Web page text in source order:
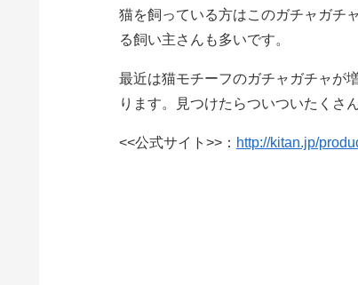
猫を飼っている方はこのガチャガチ
る飼い主さんも多いです。
最近は猫モチーフのガチャガチャが
ります。見つけたらついついたくさ
<<公式サイト>>： http://kitan.jp/